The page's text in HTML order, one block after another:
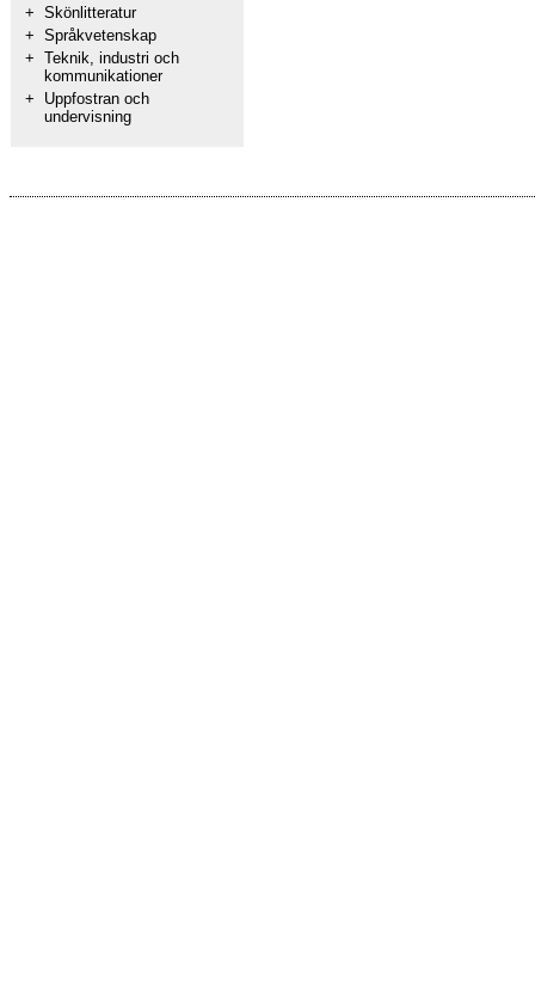
+ Skönlitteratur
+ Språkvetenskap
+ Teknik, industri och
kommunikationer
+
Uppfostran och
undervisning